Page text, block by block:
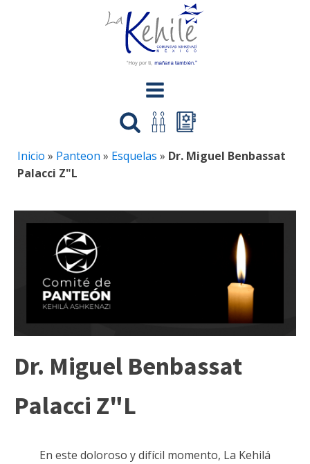
Inicio » Panteon » Esquelas » Dr. Miguel Benbassat
Palacci Z"L
Dr. Miguel Benbassat
Palacci Z"L
En este doloroso y difícil momento, La Kehilá